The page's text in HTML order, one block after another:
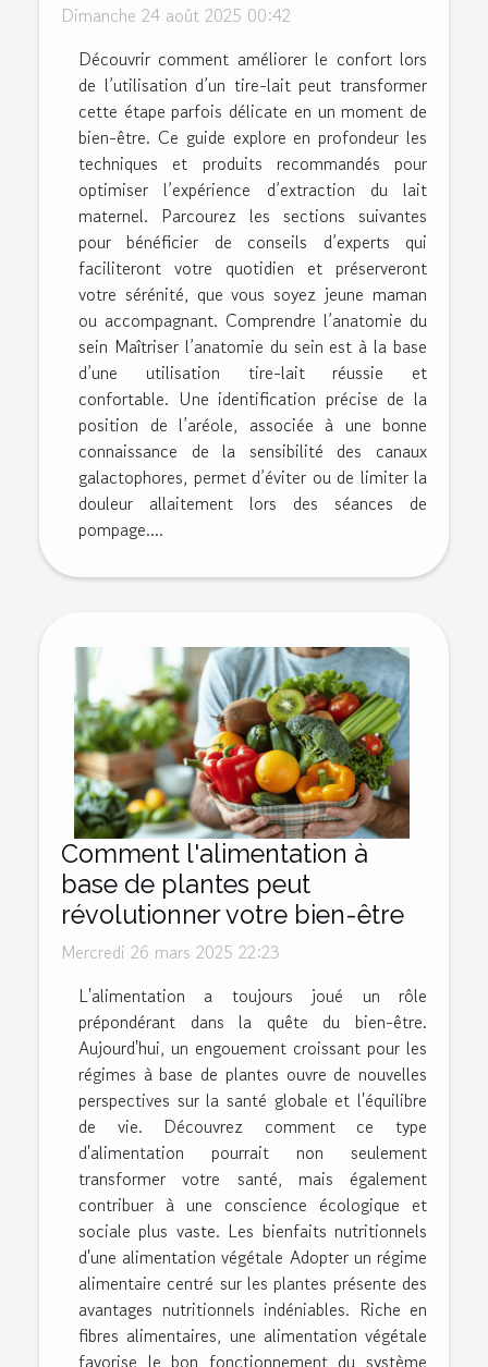
Dimanche 24 août 2025 00:42
Découvrir comment améliorer le confort lors
de l’utilisation d’un tire-lait peut transformer
cette étape parfois délicate en un moment de
bien-être. Ce guide explore en profondeur les
techniques et produits recommandés pour
optimiser l’expérience d’extraction du lait
maternel. Parcourez les sections suivantes
pour bénéficier de conseils d’experts qui
faciliteront votre quotidien et préserveront
votre sérénité, que vous soyez jeune maman
ou accompagnant. Comprendre l’anatomie du
sein Maîtriser l’anatomie du sein est à la base
d’une utilisation tire-lait réussie et
confortable. Une identification précise de la
position de l’aréole, associée à une bonne
connaissance de la sensibilité des canaux
galactophores, permet d’éviter ou de limiter la
douleur allaitement lors des séances de
pompage....
Comment l'alimentation à
base de plantes peut
révolutionner votre bien-être
Mercredi 26 mars 2025 22:23
L'alimentation a toujours joué un rôle
prépondérant dans la quête du bien-être.
Aujourd'hui, un engouement croissant pour les
régimes à base de plantes ouvre de nouvelles
perspectives sur la santé globale et l'équilibre
de vie. Découvrez comment ce type
d'alimentation pourrait non seulement
transformer votre santé, mais également
contribuer à une conscience écologique et
sociale plus vaste. Les bienfaits nutritionnels
d'une alimentation végétale Adopter un régime
alimentaire centré sur les plantes présente des
avantages nutritionnels indéniables. Riche en
fibres alimentaires, une alimentation végétale
favorise le bon fonctionnement du système